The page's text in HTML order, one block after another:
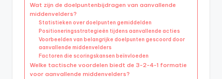
Wat zijn de doelpuntenbijdragen van aanvallende
middenvelders?
Statistieken over doelpunten gemiddelden
Positioneringsstrategieën tijdens aanvallende acties
Voorbeelden van belangrijke doelpunten gescoord door
aanvallende middenvelders
Factoren die scoringskansen beïnvloeden
Welke tactische voordelen biedt de 3-2-4-1 formatie
voor aanvallende middenvelders?